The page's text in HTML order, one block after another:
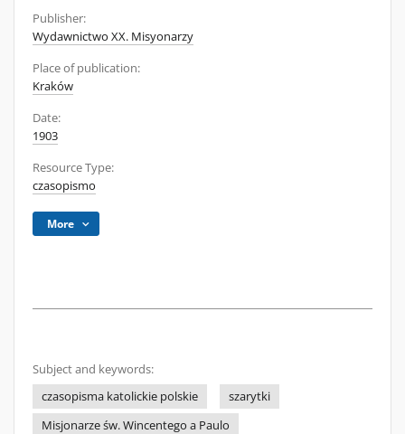
Publisher:
Wydawnictwo XX. Misyonarzy
Place of publication:
Kraków
Date:
1903
Resource Type:
czasopismo
More
Subject and keywords:
czasopisma katolickie polskie
szarytki
Misjonarze św. Wincentego a Paulo